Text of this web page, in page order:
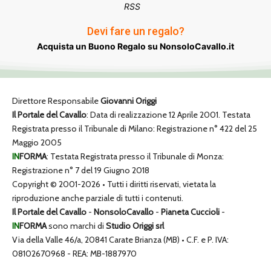
RSS
Devi fare un regalo?
Acquista un Buono Regalo su NonsoloCavallo.it
Direttore ResponsabileGiovanni Origgi
Il Portale del Cavallo: Data di realizzazione 12 Aprile 2001. Testata
Registrata presso il Tribunale di Milano: Registrazione n° 422 del 25
Maggio 2005
INFORMA: Testata Registrata presso il Tribunale di Monza:
Registrazione n° 7 del 19 Giugno 2018
Copyright © 2001-2026 • Tutti i diritti riservati, vietata la
riproduzione anche parziale di tutti i contenuti.
Il Portale del Cavallo - NonsoloCavallo - Pianeta Cuccioli -
INFORMAsono marchi di Studio Origgi srl
Via della Valle 46/a, 20841 Carate Brianza (MB) • C.F. e P. IVA:
08102670968 - REA: MB-1887970